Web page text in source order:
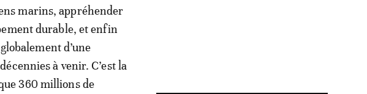
marins, appréhender
durable, et enfin
d’une
à venir. C’est la
360 millions de